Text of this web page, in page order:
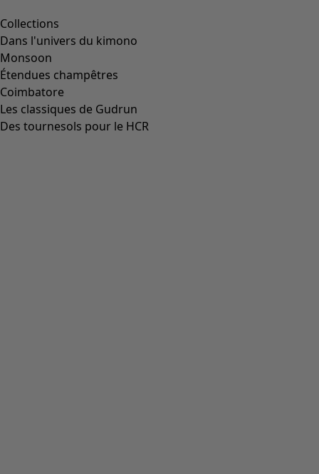
Collections
Dans l'univers du kimono
Monsoon
Étendues champêtres
Coimbatore
Les classiques de Gudrun
Des tournesols pour le HCR